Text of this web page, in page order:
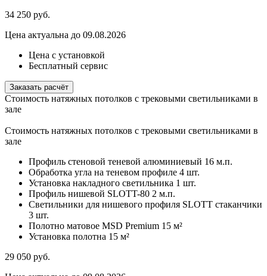
34 250 руб.
Цена актуальна до 09.08.2026
Цена с установкой
Бесплатный сервис
Заказать расчёт
Стоимость натяжных потолков с трековыми светильниками в
зале
Стоимость натяжных потолков с трековыми светильниками в
зале
Профиль стеновой теневой алюминиевый 16 м.п.
Обработка угла на теневом профиле 4 шт.
Установка накладного светильника 1 шт.
Профиль нишевой SLOTT-80 2 м.п.
Светильники для нишевого профиля SLOTT стаканчики
3 шт.
Полотно матовое MSD Premium 15 м²
Установка полотна 15 м²
29 050 руб.